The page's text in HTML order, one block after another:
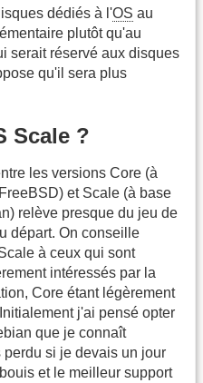
dédiés à l'OS au
plutôt qu'au
serait réservé aux disques
qu'il sera plus
Scale ?
les versions Core (à
et Scale (à base
relève presque du jeu de
départ. On conseille
à ceux qui sont
intéressés par la
Core étant légèrement
j'ai pensé opter
que je connaît
si je devais un jour
et le meilleur support